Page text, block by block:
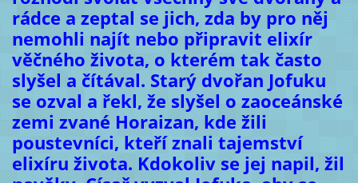
rádce a zeptal se jich, zda by pro něj
nemohli najít nebo připravit elixír
věčného života, o kterém tak často
slyšel a čítával. Starý dvořan Jofuku
se ozval a řekl, že slyšel o zaoceánské
zemi zvané Horaizan, kde žili
poustevníci, kteří znali tajemství
elixíru života. Kdokoliv se jej napil, žil